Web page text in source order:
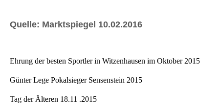
Quelle: Marktspiegel 10.02.2016
Ehrung der besten Sportler in Witzenhausen im Oktober 2015
Günter Lege Pokalsieger Sensenstein 2015
Tag der Älteren 18.11 .2015